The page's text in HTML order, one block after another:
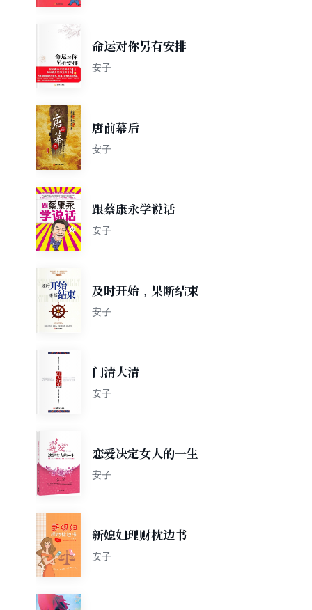
命运对你另有安排
安子
唐前幕后
安子
跟蔡康永学说话
安子
及时开始，果断结束
安子
门清大清
安子
恋爱决定女人的一生
安子
新媳妇理财枕边书
安子